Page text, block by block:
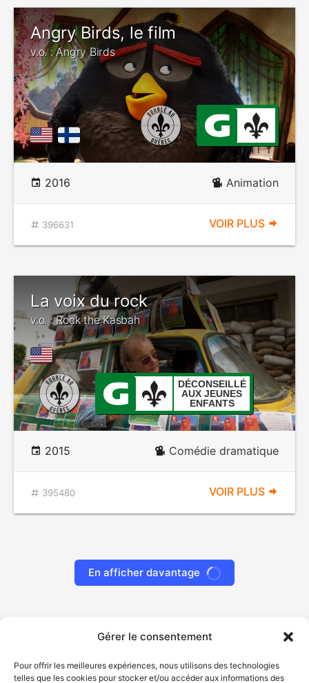
Gérer le consentement
Pour offrir les meilleures expériences, nous utilisons des technologies
telles que les cookies pour stocker et/ou accéder aux informations des
Angry Birds, le film
v.o. : Angry Birds
2016 Animation
396631 VOIR PLUS
La voix du rock
v.o. : Rock the Kasbah
DÉCONSEILLÉ
AUX JEUNES
ENFANTS
2015 Comédie dramatique
395480 VOIR PLUS
En afficher davantage